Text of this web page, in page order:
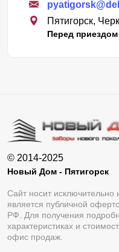
Пятигорск,
Перед
© 2014-2025
Новый Дом - Пятигорск
Сайт носит
является публичной
РФ. Для получения
характеристиках и
офис продаж.